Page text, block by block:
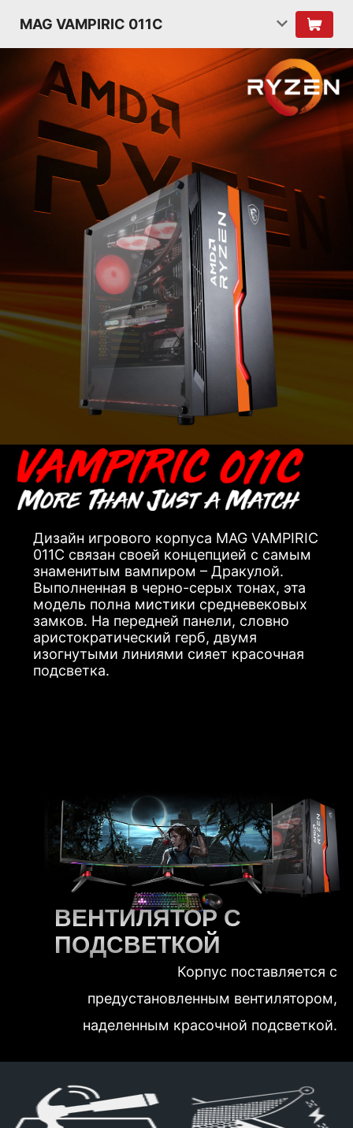
MAG VAMPIRIC 011C
Дизайн игрового корпуса MAG VAMPIRIC
011C связан своей концепцией с самым
знаменитым вампиром – Дракулой.
Выполненная в черно-серых тонах, эта
модель полна мистики средневековых
замков. На передней панели, словно
аристократический герб, двумя
изогнутыми линиями сияет красочная
подсветка.
ВЕНТИЛЯТОР С
ПОДСВЕТКОЙ
Корпус поставляется с
предустановленным вентилятором,
наделенным красочной подсветкой.